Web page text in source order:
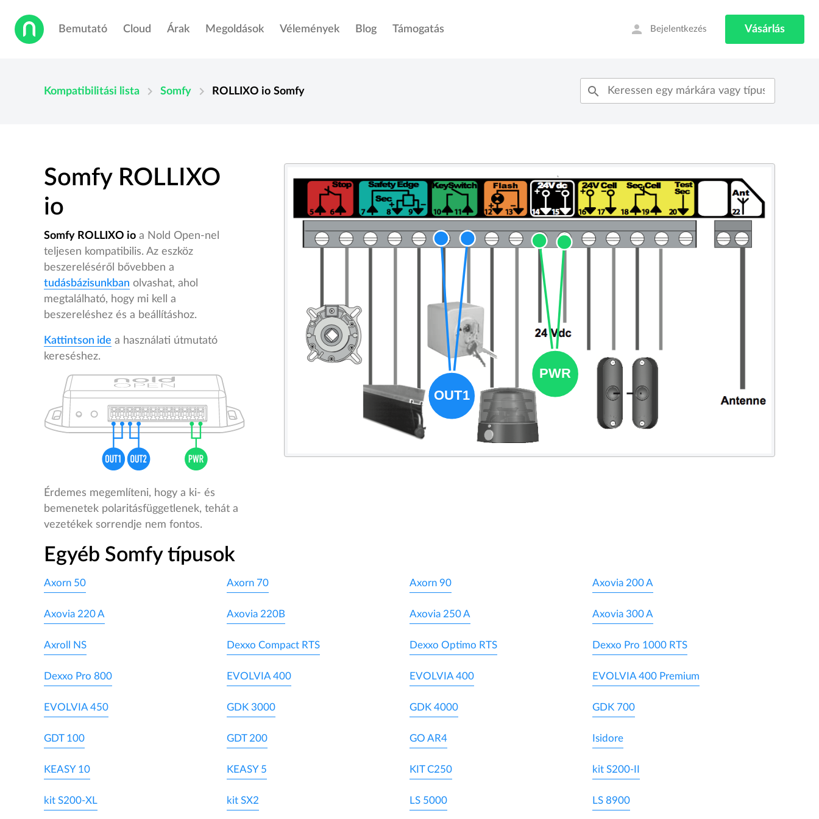
Bemutató Cloud Árak Megoldások Vélemények Blog Támogatás person Bejelentkezés Vásárlás
Kompatibilitási lista chevron_right Somfy chevron_right ROLLIXO io Somfy search
Somfy ROLLIXO
io
Somfy ROLLIXO io a Nold Open-nel
teljesen kompatibilis. Az eszköz
beszereléséről bővebben a
tudásbázisunkban olvashat, ahol
megtalálható, hogy mi kell a
beszereléshez és a beállításhoz.
Kattintson ide a használati útmutató
kereséshez.
Érdemes megemlíteni, hogy a ki- és
bemenetek polaritásfüggetlenek, tehát a
vezetékek sorrendje nem fontos.
Egyéb Somfy típusok
Axorn 50 Axorn 70 Axorn 90 Axovia 200 A
Axovia 220 A Axovia 220B Axovia 250 A Axovia 300 A
Axroll NS Dexxo Compact RTS Dexxo Optimo RTS Dexxo Pro 1000 RTS
Dexxo Pro 800 EVOLVIA 400 EVOLVIA 400 EVOLVIA 400 Premium
EVOLVIA 450 GDK 3000 GDK 4000 GDK 700
GDT 100 GDT 200 GO AR4 Isidore
KEASY 10 KEASY 5 KIT C250 kit S200-II
kit S200-XL kit SX2 LS 5000 LS 8900